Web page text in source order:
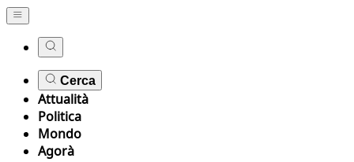
Cerca
Attualità
Politica
Mondo
Agorà